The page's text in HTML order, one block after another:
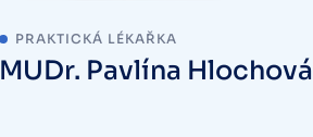
PRAKTICKÁ LÉKAŘKA
MUDr. Pavlína Hlochová